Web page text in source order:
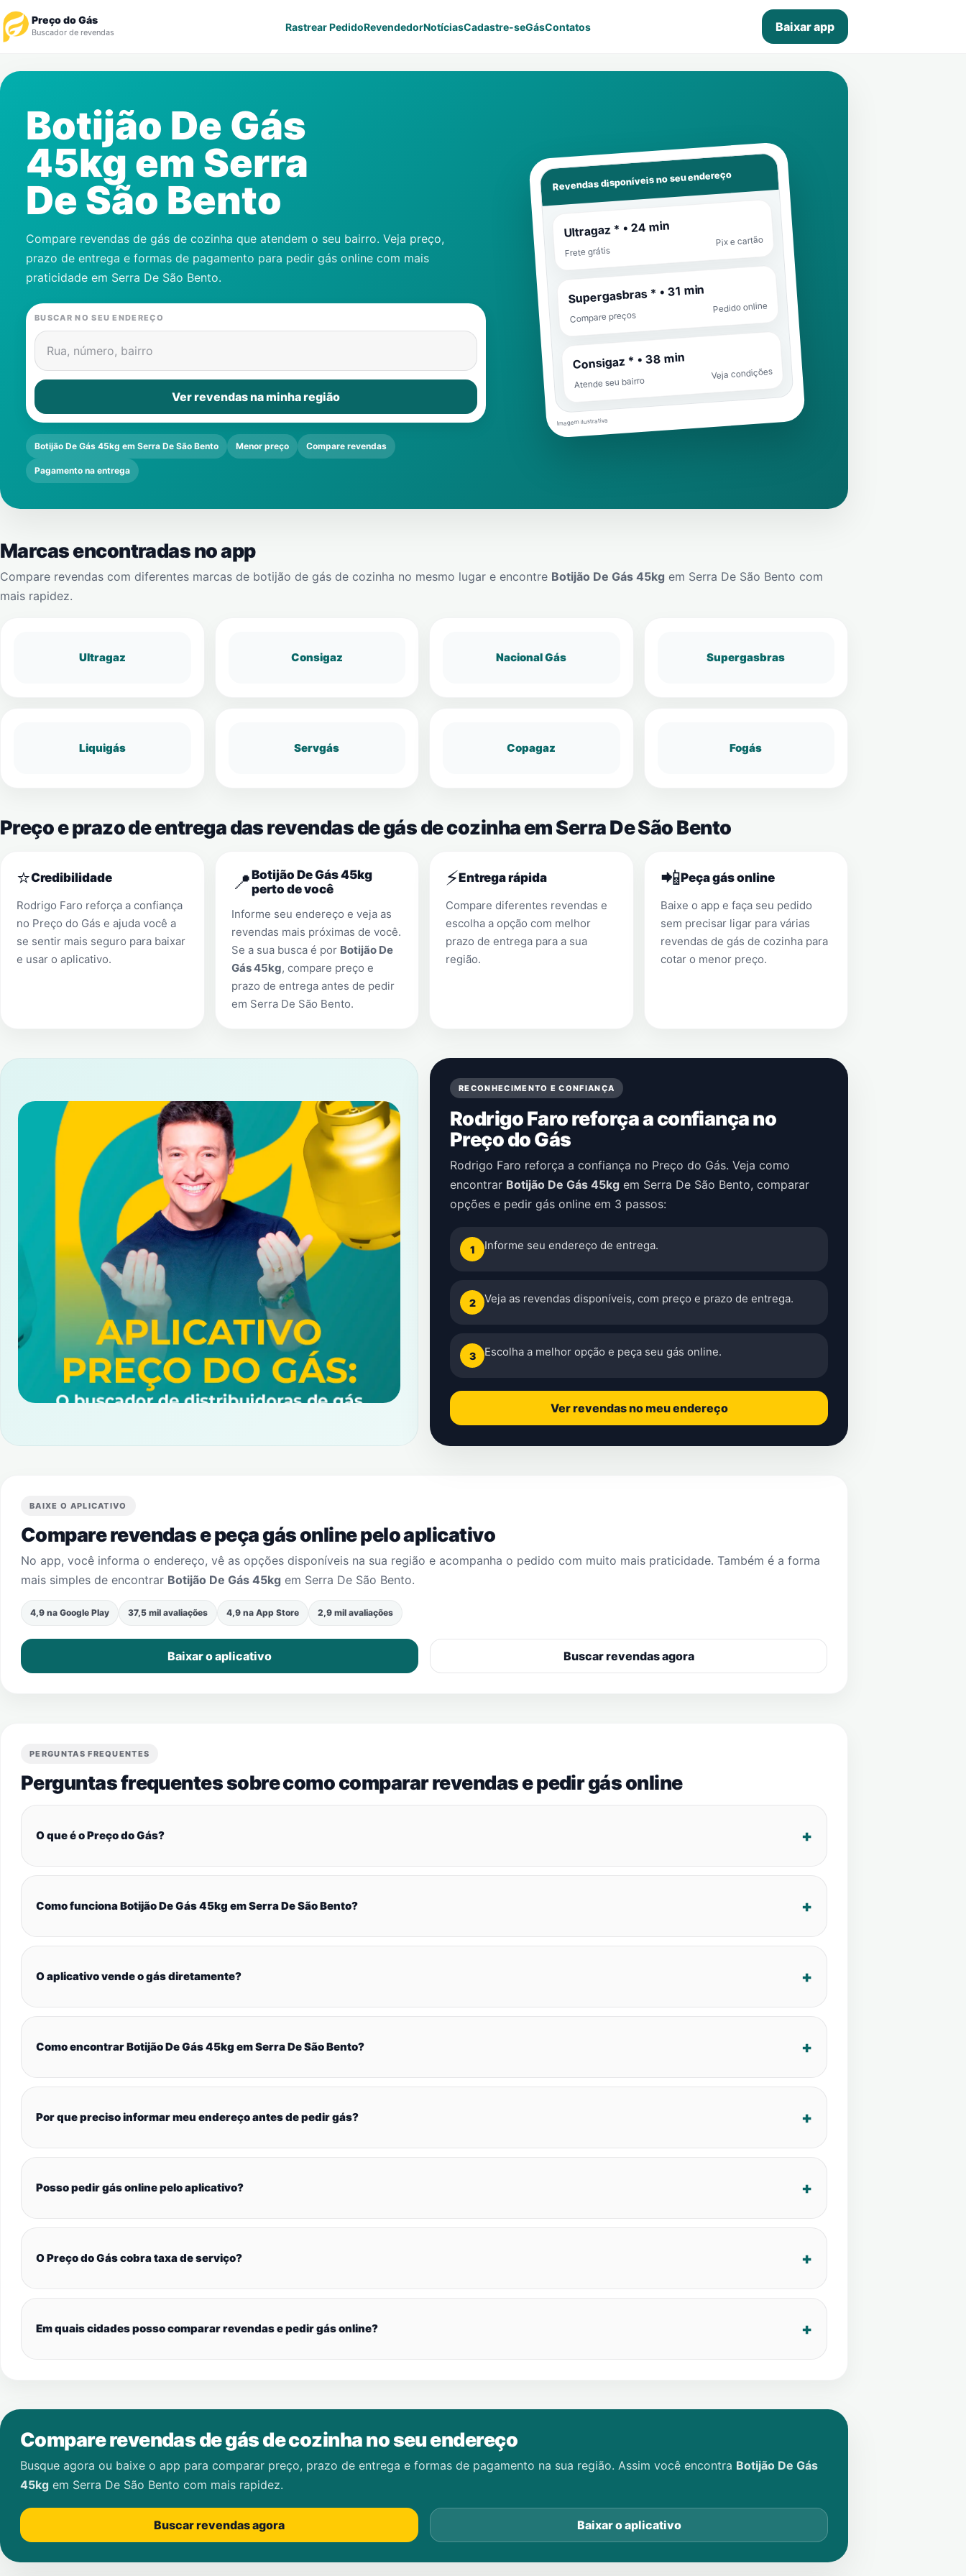
Preço do Gás
Buscador de revendas Rastrear PedidoRevendedorNotíciasCadastre-seGásContatos Baixar app
Revendedor
Notícias
Cadastre-se
Contatos
Botijão De Gás
45kg em Serra
De São Bento
Compare revendas de gás de cozinha que atendem o seu bairro. Veja preço,
prazo de entrega e formas de pagamento para pedir gás online com mais
praticidade em Serra De São Bento.
BUSCAR NO SEU ENDEREÇO
Rua, número, bairro
Ver revendas na minha região
Botijão De Gás 45kg em Serra De São Bento Menor preço Compare revendas
Pagamento na entrega
Revendas disponíveis no seu endereço
Ultragaz * • 24 min
Frete grátis
Pix e cartão
Supergasbras * • 31 min
Compare preços
Pedido online
Consigaz * • 38 min
Atende seu bairro
Veja condições
Imagem ilustrativa
Marcas encontradas no app
Compare revendas com diferentes marcas de botijão de gás de cozinha no mesmo lugar e encontre Botijão De Gás 45kg em Serra De São Bento com
mais rapidez.
Ultragaz Consigaz Nacional Gás Supergasbras
Liquigás Servgás Copagaz Fogás
Preço e prazo de entrega das revendas de gás de cozinha em Serra De São Bento
⭐Credibilidade
Rodrigo Faro reforça a confiança
no Preço do Gás e ajuda você a
se sentir mais seguro para baixar
e usar o aplicativo.
📍Botijão De Gás 45kg
perto de você
Informe seu endereço e veja as
revendas mais próximas de você.
Se a sua busca é por Botijão De
Gás 45kg, compare preço e
prazo de entrega antes de pedir
em Serra De São Bento.
⚡Entrega rápida
Compare diferentes revendas e
escolha a opção com melhor
prazo de entrega para a sua
região.
📲Peça gás online
Baixe o app e faça seu pedido
sem precisar ligar para várias
revendas de gás de cozinha para
cotar o menor preço.
RECONHECIMENTO E CONFIANÇA
Rodrigo Faro reforça a confiança no
Preço do Gás
Rodrigo Faro reforça a confiança no Preço do Gás. Veja como
encontrar Botijão De Gás 45kg em Serra De São Bento, comparar
opções e pedir gás online em 3 passos:
1 Informe seu endereço de entrega.
2 Veja as revendas disponíveis, com preço e prazo de entrega.
3 Escolha a melhor opção e peça seu gás online.
Ver revendas no meu endereço
BAIXE O APLICATIVO
Compare revendas e peça gás online pelo aplicativo
No app, você informa o endereço, vê as opções disponíveis na sua região e acompanha o pedido com muito mais praticidade. Também é a forma
mais simples de encontrar Botijão De Gás 45kg em Serra De São Bento.
4,9 na Google Play 37,5 mil avaliações 4,9 na App Store 2,9 mil avaliações
Baixar o aplicativo Buscar revendas agora
PERGUNTAS FREQUENTES
Perguntas frequentes sobre como comparar revendas e pedir gás online
O que é o Preço do Gás?
Como funciona Botijão De Gás 45kg em Serra De São Bento?
O aplicativo vende o gás diretamente?
Como encontrar Botijão De Gás 45kg em Serra De São Bento?
Por que preciso informar meu endereço antes de pedir gás?
Posso pedir gás online pelo aplicativo?
O Preço do Gás cobra taxa de serviço?
Em quais cidades posso comparar revendas e pedir gás online?
Compare revendas de gás de cozinha no seu endereço
Busque agora ou baixe o app para comparar preço, prazo de entrega e formas de pagamento na sua região. Assim você encontra Botijão De Gás
45kg em Serra De São Bento com mais rapidez.
Buscar revendas agora Baixar o aplicativo